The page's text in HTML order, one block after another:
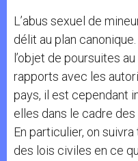
L’abus sexuel de
délit au plan
l’objet de poursuites
rapports avec les
pays, il est cependant
elles dans le cadre
En particulier, on
des lois civiles en ce